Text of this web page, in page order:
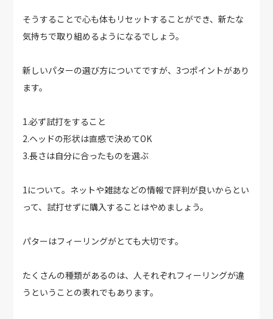
そうすることで心も体もリセットすることができ、新たな
気持ちで取り組めるようになるでしょう。
新しいパターの選び方についてですが、3つポイントがあり
ます。
1.必ず試打をすること
2.ヘッドの形状は直感で決めてOK
3.長さは自分に合ったものを選ぶ
1について。ネットや雑誌などの情報で評判が良いからとい
って、試打せずに購入することはやめましょう。
パターはフィーリングがとても大切です。
たくさんの種類があるのは、人それぞれフィーリングが違
うということの表れでもあります。